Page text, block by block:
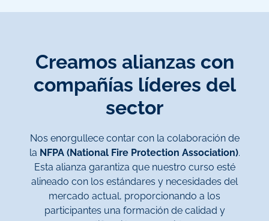
Creamos alianzas con
compañías líderes del
sector
Nos enorgullece contar con la colaboración de
la NFPA (National Fire Protection Association).
Esta alianza garantiza que nuestro curso esté
alineado con los estándares y necesidades del
mercado actual, proporcionando a los
participantes una formación de calidad y